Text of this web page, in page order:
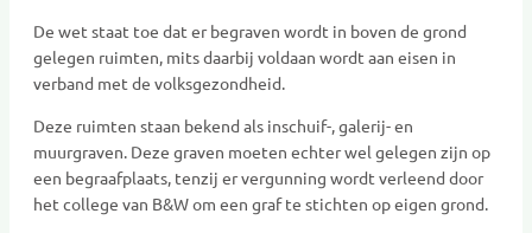
De wet staat toe dat er begraven wordt in boven de grond
gelegen ruimten, mits daarbij voldaan wordt aan eisen in
verband met de volksgezondheid.
Deze ruimten staan bekend als inschuif-, galerij- en
muurgraven. Deze graven moeten echter wel gelegen zijn op
een begraafplaats, tenzij er vergunning wordt verleend door
het college van B&W om een graf te stichten op eigen grond.